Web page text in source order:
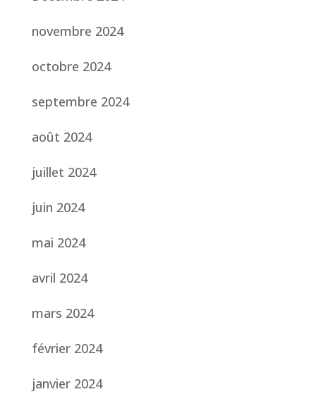
novembre 2024
octobre 2024
septembre 2024
août 2024
juillet 2024
juin 2024
mai 2024
avril 2024
mars 2024
février 2024
janvier 2024